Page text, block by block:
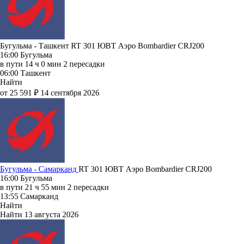
Бугульма - Ташкент RT 301 ЮВТ Аэро Bombardier CRJ200
16:00 Бугульма
в пути 14 ч 0 мин 2 пересадки
06:00 Ташкент
Найти
от 25 591 ₽ 14 сентября 2026
Бугульма - Самарканд RT 301 ЮВТ Аэро Bombardier CRJ200
16:00 Бугульма
в пути 21 ч 55 мин 2 пересадки
13:55 Самарканд
Найти
Найти 13 августа 2026